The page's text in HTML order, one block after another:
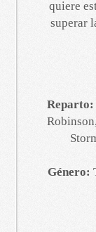
quiere
superar
Reparto:
Género: